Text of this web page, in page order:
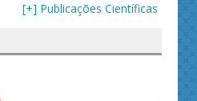
[+] Publicações Científicas